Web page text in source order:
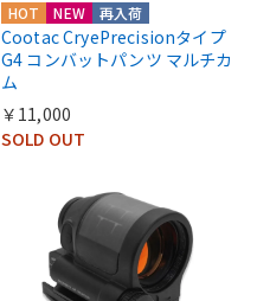
HOT NEW 再入荷
Cootac CryePrecisionタイプ
G4 コンバットパンツ マルチカ
ム
￥11,000
SOLD OUT